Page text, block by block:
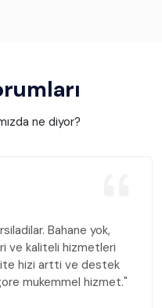
ne diyor?
"Taleplerimi cok
bekleme yok. Hizli
icin kesinlikle
her zaman hizli,